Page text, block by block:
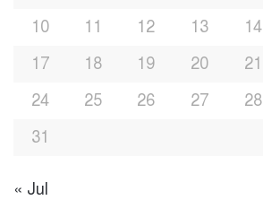
10
11 12 13 14
17
18 19 20 21
24
25 26 27 28
31
« Jul